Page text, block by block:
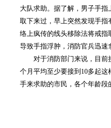
大队求助。据了解，男子手
取下来过，早上突然发现手指
络上疯传的线头移除法将戒
导致手指浮肿，消防官兵迅速
对于消防部门来说，目前
个月平均至少要接到10多起
手来求助的市民，各个年龄段